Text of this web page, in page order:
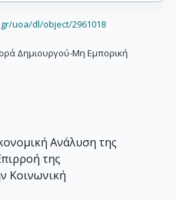
uoa/dl/object/2961018
Δημιουργού-Μη Εμπορική
Ανάλυση της
της
Κοινωνική